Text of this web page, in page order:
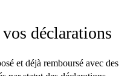
déclarations
et déjà remboursé avec des